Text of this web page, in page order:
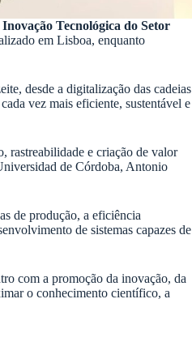
Tecnológica do Setor
em Lisboa, enquanto
desde a digitalização das cadeias
vez mais eficiente, sustentável e
rastreabilidade e criação de valor
de Córdoba, Antonio
de produção, a eficiência
de sistemas capazes de
com a promoção da inovação, da
o conhecimento científico, a